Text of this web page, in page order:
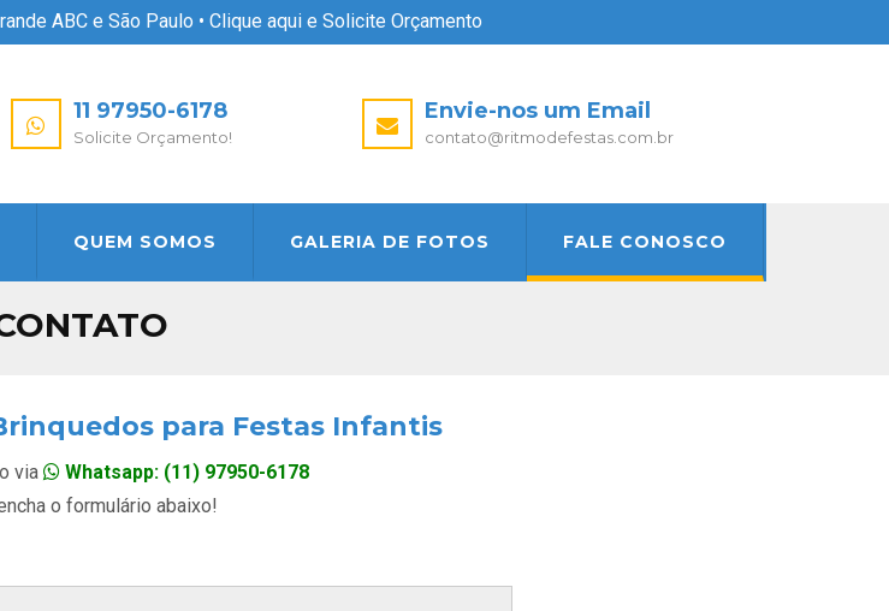
ABC e São Paulo • Clique aqui e Solicite Orçamento
11 97950-6178
Solicite Orçamento!
Envie-nos um Email
contato@ritmodefestas.com.br
QUEM SOMOS GALERIA DE FOTOS FALE CONOSCO
para Festas Infantis
via
Whatsapp: (11) 97950-6178
o formulário abaixo!